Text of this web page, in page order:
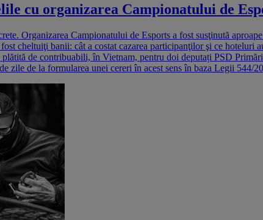
cu organizarea Campionatului de
Organizarea Campionatului de Esports a fost susţinută
cheltuiţi banii: cât a costat cazarea participanţilor şi ce
de contribuabili, în Vietnam, pentru doi deputați PSD
zile de la formularea unei cereri în acest sens în baza Legii